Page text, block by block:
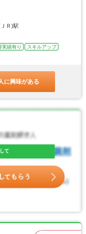
Ｒ)駅
実績有り
スキルアップ
に興味がある